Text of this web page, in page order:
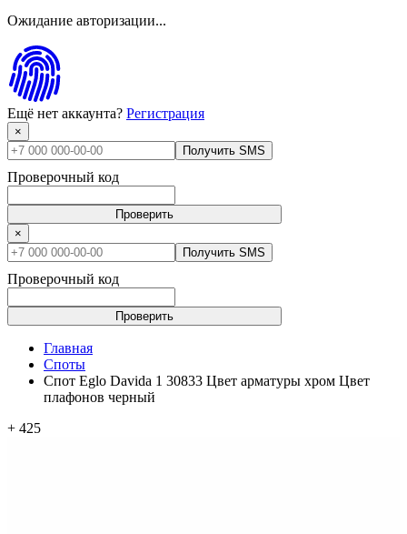
Ожидание авторизации...
Ещё нет аккаунта? Регистрация
×
Получить SMS
Проверочный код
Проверить
×
Получить SMS
Проверочный код
Проверить
Главная
Споты
Спот Eglo Davida 1 30833 Цвет арматуры хром Цвет
плафонов черный
+ 425